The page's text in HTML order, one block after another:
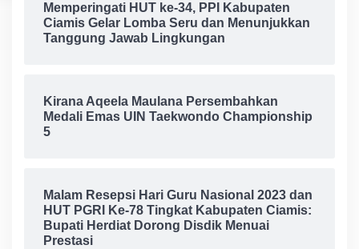
Memperingati HUT ke-34, PPI Kabupaten
Ciamis Gelar Lomba Seru dan Menunjukkan
Tanggung Jawab Lingkungan
Kirana Aqeela Maulana Persembahkan
Medali Emas UIN Taekwondo Championship
5
Malam Resepsi Hari Guru Nasional 2023 dan
HUT PGRI Ke-78 Tingkat Kabupaten Ciamis:
Bupati Herdiat Dorong Disdik Menuai
Prestasi